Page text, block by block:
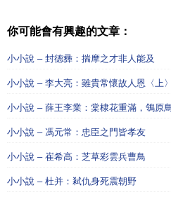
你可能會有興趣的文章：
小小說 – 封德彞：揣摩之才非人能及
小小說 – 李大亮：雖貴常懷故人恩〈上〉
小小說 – 薛王李業：棠棣花重滿，鴒原
小小說 – 馮元常：忠臣之門皆孝友
小小說 – 崔希高：芝草彩雲兵曹鳥
小小說 – 杜并：弒仇身死震朝野